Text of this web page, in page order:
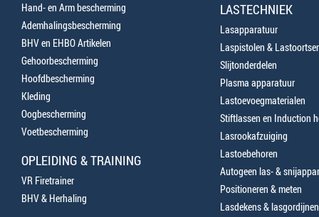
Hand- en Arm bescherming
Ademhalingsbescherming
BHV en EHBO Artikelen
Gehoorbescherming
Hoofdbescherming
Kleding
Oogbescherming
Voetbescherming
OPLEIDING & TRAINING
VR Firetrainer
BHV & Herhaling
LASTECHNIEK
Lasapparatuur
Laspistolen &
Slijtonderdelen
Plasma apparatuur
Lastoevoegmaterialen
Stiftlassen en Induction
Lasrookafzuiging
Lastoebehoren
Autogeen las- &
Positioneren & meten
Lasdekens & lasgordijnen